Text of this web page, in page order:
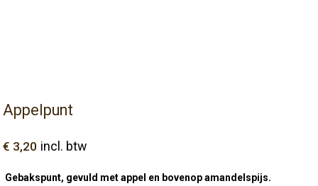
Appelpunt
€ 3,20 incl. btw
Gebakspunt, gevuld met appel en bovenop amandelspijs.